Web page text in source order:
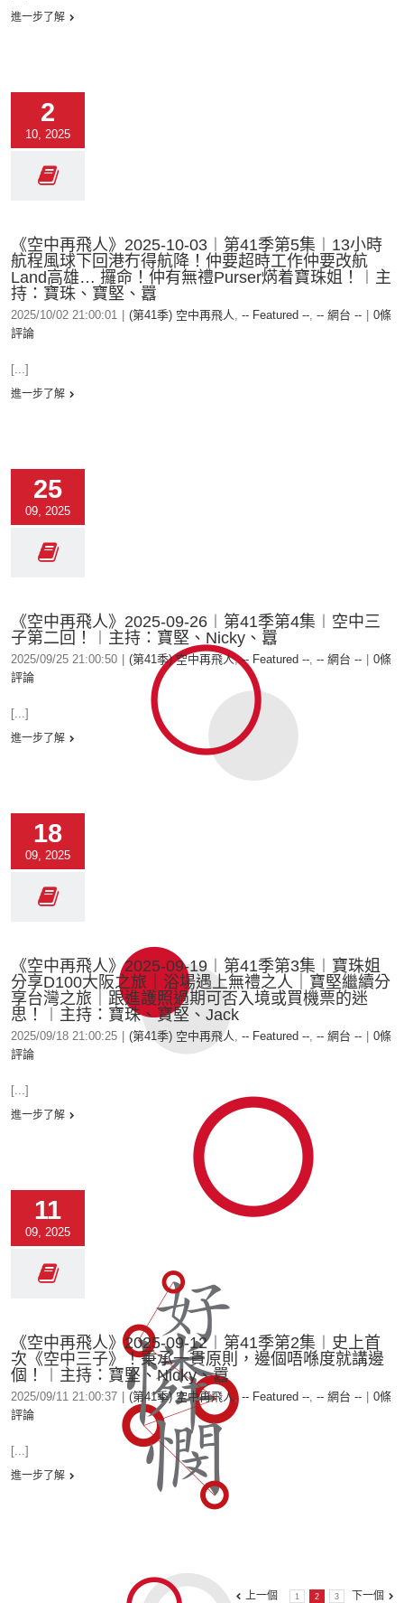
進一步了解
2
10, 2025
《空中再飛人》2025-10-03︱第41季第5集︱13小時
航程風球下回港冇得航降！仲要超時工作仲要改航
Land高雄… 攞命！仲有無禮Purser焫着寶珠姐！︱主
持：寶珠、寶堅、囂
2025/10/02 21:00:01 (第41季) 空中再飛人, -- Featured --, -- 網台 --
0條
評論
[...]
進一步了解
25
09, 2025
《空中再飛人》2025-09-26︱第41季第4集︱空中三
子第二回！︱主持：寶堅、Nicky、囂
2025/09/25 21:00:50 (第41季) 空中再飛人,-- Featured --, -- 網台 --
0條
評論
[...]
進一步了解
18
09, 2025
《空中再飛人》2025-09-19︱第41季第3集︱寶珠姐
分享D100大阪之旅｜浴場遇上無禮之人｜寶堅繼續分
享台灣之旅｜跟進護照過期可否入境或買機票的迷
思！︱主持：寶珠、寶堅、Jack
2025/09/18 21:00:25 (第41季) 空中再飛人, -- Featured --, -- 網台 --
0條
評論
[...]
進一步了解
11
09, 2025
《空中再飛人》2025-09-12︱第41季第2集︱史上首
次《空中三子》！秉承一貫原則，邊個唔喺度就講邊
個！︱主持：寶堅、Nicky、囂
2025/09/11 21:00:37 (第41季) 空中再飛人, -- Featured --, -- 網台 --
0條
評論
[...]
進一步了解
上一個 1 2 3 下一個